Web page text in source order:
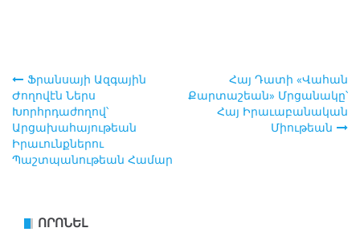
Post
navigation
Ֆրանսայի Ազգային
Ժողովէն Ներս
Խորհրդաժողով՝
Արցախահայութեան
Իրաւունքներու
Պաշտպանութեան Համար
Հայ Դատի «Վահան
Քարտաշեան» Մրցանակը՝
Հայ Իրաւաբանական
Միութեան
ՈՐՈՆԵԼ